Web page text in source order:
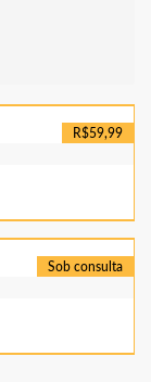
R$59,99
Sob consulta